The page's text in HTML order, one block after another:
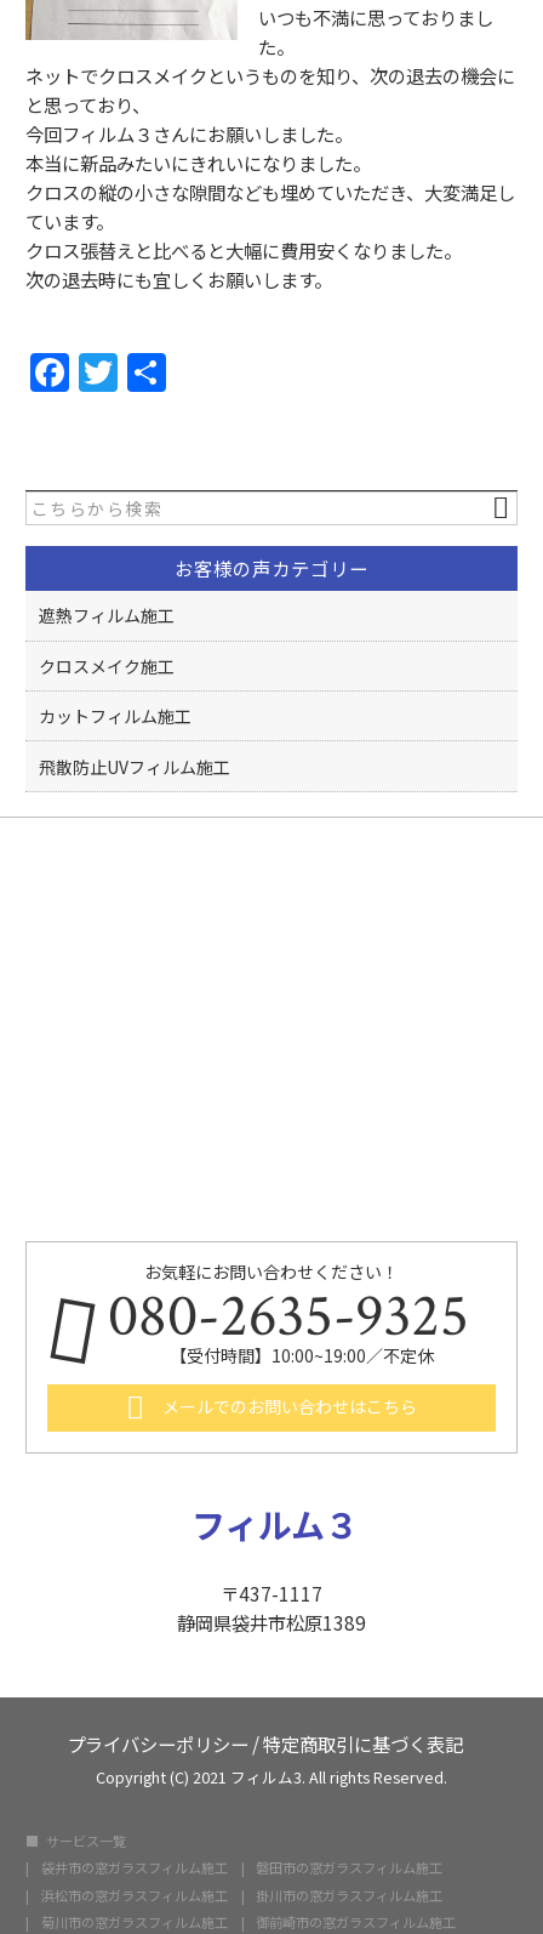
いつも不満に思っておりまし
た。
ネットでクロスメイクというものを知り、次の退去の機会に
と思っており、
今回フィルム３さんにお願いしました。
本当に新品みたいにきれいになりました。
クロスの縦の小さな隙間なども埋めていただき、大変満足し
ています。
クロス張替えと比べると大幅に費用安くなりました。
次の退去時にも宜しくお願いします。
F
e
b
o
k
T
er
お客様の声カテゴリー
遮熱フィルム施工
クロスメイク施工
カットフィルム施工
飛散防止UVフィルム施工
お気軽にお問い合わせください！
080-2635-9325
【受付時間】10:00~19:00／不定休
メールでのお問い合わせはこちら
フィルム３
〒437-1117
静岡県袋井市松原1389
プライバシーポリシー /特定商取引に基づく表記
Copyright (C) 2021 フィルム3. All rights Reserved.
サービス一覧
袋井市の窓ガラスフィルム施工
磐田市の窓ガラスフィルム施工
浜松市の窓ガラスフィルム施工
掛川市の窓ガラスフィルム施工
菊川市の窓ガラスフィルム施工
御前崎市の窓ガラスフィルム施工